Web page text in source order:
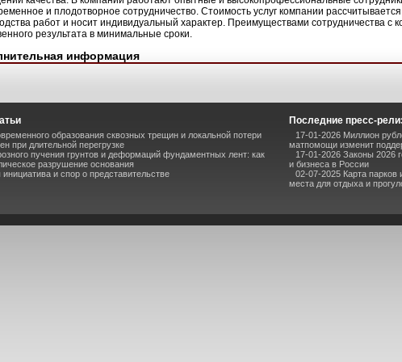
и плодотворное сотрудничество. Стоимость услуг компании
работ и носит индивидуальный характер. Преимуществами сотрудничества с
результата в минимальные сроки.
информация
образования сквозных трещин и локальной потери
при длительной перегрузке
пучения грунтов и деформаций фундаментных лент: как
разрушение основания
и спор о представительстве
Последние пресс-
17-01-2026 Миллион
матпомощи изменит
17-01-2026 Законы 2026
и бизнеса в России
02-07-2025 Карта
места для отдыха и